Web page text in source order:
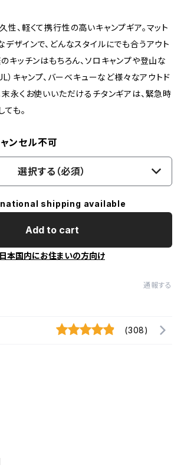
、軽くて携行性の高いキャンプギア。マット
ザインで、どんなスタイルにでも合うアウト
キッチンはもちろん、ソロキャンプや登山な
）キャンプ、バーベキューなど様々なアウトド
末永くお使いいただけるチタンギアは、緊急時
も。
ンセル不可
選択する（必須）
shipping available
Add to cart
日本国内にお住まいの方向け
通報する
(308)